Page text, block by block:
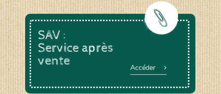
SAV :
Service après
vente
Accéder